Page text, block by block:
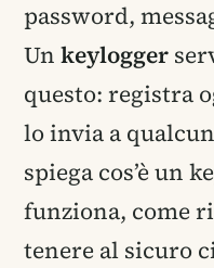
password,
Un keylogger
questo: registra
lo invia a
spiega cos’è un
funziona, come
tenere al sicuro